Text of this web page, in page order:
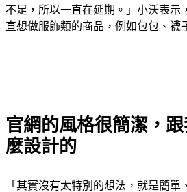
不足，所以一直在延期。」小沃表示
直想做服飾類的商品，例如包包、襪
官網的風格很簡潔，
麼設計的
「其實沒有太特別的想法，就是簡